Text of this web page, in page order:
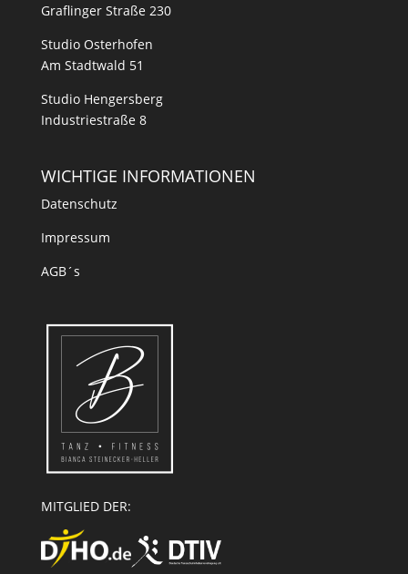
Graflinger Straße 230
Studio Osterhofen
Am Stadtwald 51
Studio Hengersberg
Industriestraße 8
WICHTIGE INFORMATIONEN
Datenschutz
Impressum
AGB´s
MITGLIED DER: